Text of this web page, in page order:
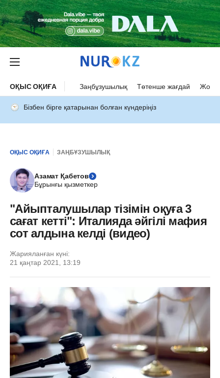
ОҚЫС ОҚИҒА Заңбұзушылық Төтенше жағдай Жол
Бізбен бірге қатарынан болған күндеріңіз
ОҚЫС ОҚИҒА ЗАҢБҰЗУШЫЛЫҚ
Азамат Қабетов
Бұрынғы қызметкер
"Айыпталушылар тізімін оқуға 3
сағат кетті": Италияда әйгілі мафия
сот алдына келді (видео)
Жарияланған күні:
21 қаңтар 2021, 13:19